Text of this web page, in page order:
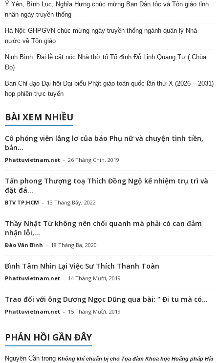
Ý Yên, Bình Lục, Nghĩa Hưng chúc mừng Ban Dân tộc và Tôn giáo tỉnh
nhân ngày truyền thống
Hà Nội: GHPGVN chúc mừng ngày truyền thống ngành quản lý Nhà
nước về Tôn giáo
Ninh Bình: Đại lễ cất nóc Nhà thờ tổ Tổ đình Đỗ Linh Quang Tự ( Chùa
Đọ)
Ban Chỉ đạo Đại hội Đại biểu Phật giáo toàn quốc lần thứ X (2026 – 2031)
họp phiên trực tuyến
BÀI XEM NHIỀU
Cô phóng viên lẳng lơ của báo Phụ nữ và chuyện tình tiền,
bản...
Phattuvietnam.net - 26 Tháng Chín, 2019
Tấn phong Thượng toạ Thích Đồng Ngộ kế nhiệm trụ trì và
đặt đá...
BTV TP.HCM - 13 Tháng Bảy, 2022
Thầy Nhật Từ không nên chối quanh mà phải có can đảm
nhận lỗi,...
Đào Văn Bình - 18 Tháng Ba, 2020
Bình Tâm Nhìn Lại Việc Sư Thích Thanh Toàn
Phattuvietnam.net - 14 Tháng Mười, 2019
Trao đổi với ông Dương Ngọc Dũng qua bài: “ Đi tu mà có...
Phattuvietnam.net - 15 Tháng Mười, 2019
PHẢN HỒI GẦN ĐÂY
Nguyên Cần trong Không khí chuẩn bị cho Tọa đàm Khoa học Hoằng pháp Hải